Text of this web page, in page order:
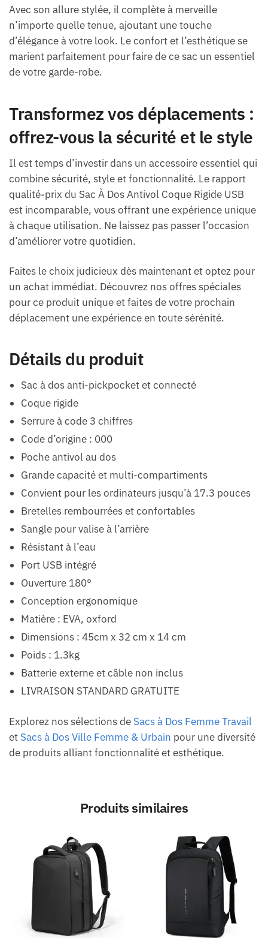
Avec son allure stylée, il complète à merveille
n’importe quelle tenue, ajoutant une touche
d’élégance à votre look. Le confort et l’esthétique se
marient parfaitement pour faire de ce sac un essentiel
de votre garde-robe.
Transformez vos déplacements :
offrez-vous la sécurité et le style
Il est temps d’investir dans un accessoire essentiel qui
combine sécurité, style et fonctionnalité. Le rapport
qualité-prix du Sac À Dos Antivol Coque Rigide USB
est incomparable, vous offrant une expérience unique
à chaque utilisation. Ne laissez pas passer l’occasion
d’améliorer votre quotidien.
Faites le choix judicieux dès maintenant et optez pour
un achat immédiat. Découvrez nos offres spéciales
pour ce produit unique et faites de votre prochain
déplacement une expérience en toute sérénité.
Détails du produit
Sac à dos anti-pickpocket et connecté
Coque rigide
Serrure à code 3 chiffres
Code d’origine : 000
Poche antivol au dos
Grande capacité et multi-compartiments
Convient pour les ordinateurs jusqu’à 17.3 pouces
Bretelles rembourrées et confortables
Sangle pour valise à l’arrière
Résistant à l’eau
Port USB intégré
Ouverture 180°
Conception ergonomique
Matière : EVA, oxford
Dimensions : 45cm x 32 cm x 14 cm
Poids : 1.3kg
Batterie externe et câble non inclus
LIVRAISON STANDARD GRATUITE
Explorez nos sélections de Sacs à Dos Femme Travail
et Sacs à Dos Ville Femme & Urbain pour une diversité
de produits alliant fonctionnalité et esthétique.
Produits similaires